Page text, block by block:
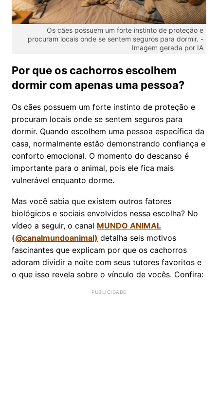
Os cães possuem um forte instinto de proteção e
procuram locais onde se sentem seguros para dormir. -
Imagem gerada por IA
Por que os cachorros escolhem
dormir com apenas uma pessoa?
Os cães possuem um forte instinto de proteção e
procuram locais onde se sentem seguros para
dormir. Quando escolhem uma pessoa específica da
casa, normalmente estão demonstrando confiança e
conforto emocional. O momento do descanso é
importante para o animal, pois ele fica mais
vulnerável enquanto dorme.
Mas você sabia que existem outros fatores
biológicos e sociais envolvidos nessa escolha? No
vídeo a seguir, o canal MUNDO ANIMAL
(@canalmundoanimal) detalha seis motivos
fascinantes que explicam por que os cachorros
adoram dividir a noite com seus tutores favoritos e
o que isso revela sobre o vínculo de vocês. Confira: